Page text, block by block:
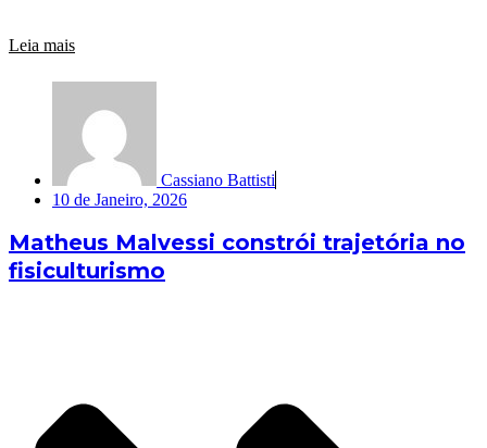
Leia mais
Cassiano Battisti
10 de Janeiro, 2026
Matheus Malvessi constrói trajetória no
fisiculturismo